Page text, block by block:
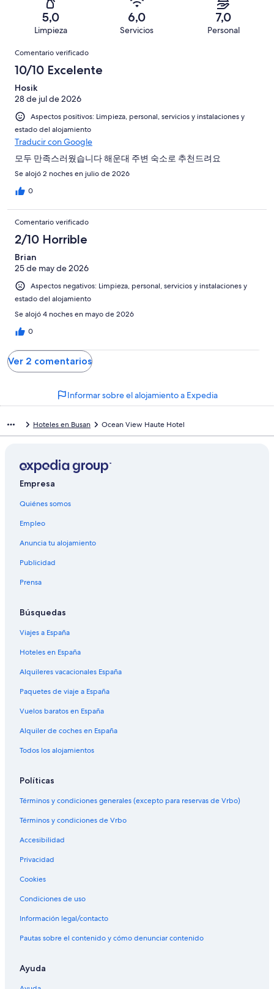
puntuación
puntuación
puntuación
Normal
una
puntuación
Mediocre
una
puntuación
de
Horrible
5,0
Limpieza
6,0
Servicios
7,0
Personal
Comentarios
Comentario verificado
10/10 Excelente
Hosik
28 de jul de 2026
Aspectos positivos: Limpieza, personal, servicios y instalaciones y
estado del alojamiento
Traducir con Google
모두 만족스러웠습니다 해운대 주변 숙소로 추천드려요
Se alojó 2 noches en julio de 2026
0
Comentario verificado
2/10 Horrible
Brian
25 de may de 2026
Aspectos negativos: Limpieza, personal, servicios y instalaciones y
estado del alojamiento
Se alojó 4 noches en mayo de 2026
0
Ver 2 comentarios
Informar sobre el alojamiento a Expedia
Hoteles en Busan Ocean View Haute Hotel
Empresa
Quiénes somos
Empleo
Anuncia tu alojamiento
Publicidad
Prensa
Búsquedas
Viajes a España
Hoteles en España
Alquileres vacacionales España
Paquetes de viaje a España
Vuelos baratos en España
Alquiler de coches en España
Todos los alojamientos
Políticas
Términos y condiciones generales (excepto para reservas de Vrbo)
Términos y condiciones de Vrbo
Accesibilidad
Privacidad
Cookies
Condiciones de uso
Información legal/contacto
Pautas sobre el contenido y cómo denunciar contenido
Ayuda